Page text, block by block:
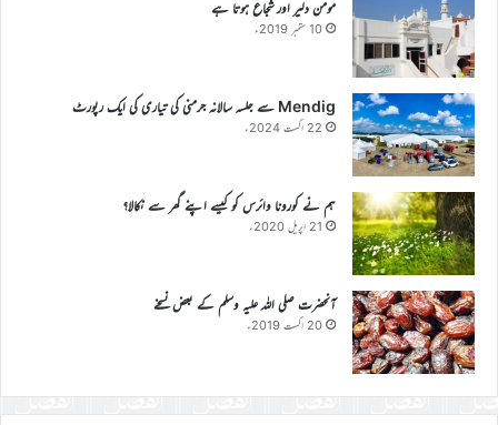
مومن دلیر اور شجاع ہوتا ہے
10 ستمبر 2019ء
Mendig سے جلسہ سالانہ جرمنی کی تیاری کی ایک رپورٹ
22 اگست 2024ء
ہم نے کورونا وائرس کو کیسے اپنے گھر سے نکالا؟
21 اپریل 2020ء
آنحضرت صلی اللہ علیہ وسلم کے بعض نسخے
20 اگست 2019ء